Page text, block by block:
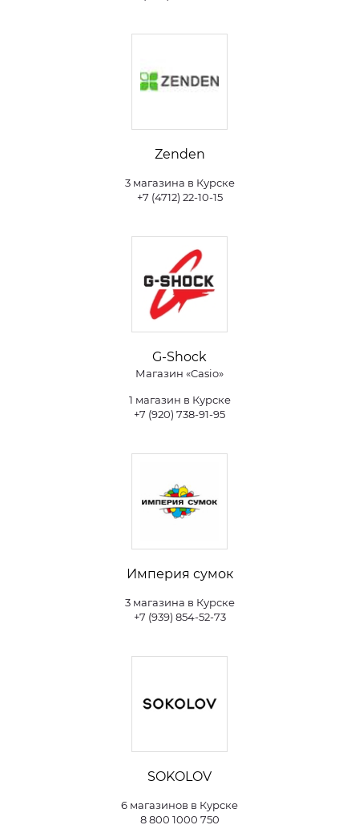
Zenden
3 магазина в Курске
+7 (4712) 22-10-15
G-Shock
Магазин «Casio»
1 магазин в Курске
+7 (920) 738-91-95
Империя сумок
3 магазина в Курске
+7 (939) 854-52-73
SOKOLOV
6 магазинов в Курске
8 800 1000 750